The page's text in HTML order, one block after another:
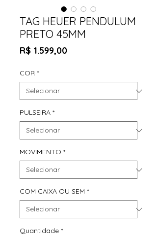
TAG HEUER PENDULUM
PRETO 45MM
R$ 1.599,00Preço
COR *
PULSEIRA *
MOVIMENTO *
COM CAIXA OU SEM *
Quantidade *